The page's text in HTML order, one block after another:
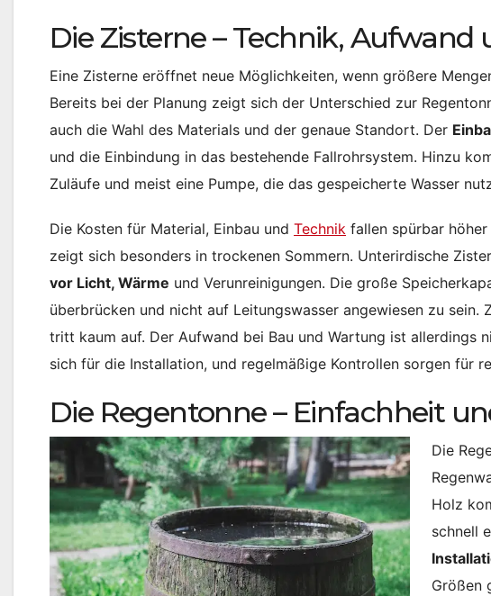
Die Zisterne – Technik, Aufwand
Eine Zisterne eröffnet neue Möglichkeiten, wenn größere
Bereits bei der Planung zeigt sich der Unterschied zur
auch die Wahl des Materials und der genaue Standort. Der
und die Einbindung in das bestehende Fallrohrsystem. Hinzu
Zuläufe und meist eine Pumpe, die das gespeicherte Wasser
Die Kosten für Material, Einbau und Technik fallen spürbar
zeigt sich besonders in trockenen Sommern. Unterirdische
vor Licht, Wärme und Verunreinigungen. Die große
überbrücken und nicht auf Leitungswasser angewiesen zu
tritt kaum auf. Der Aufwand bei Bau und Wartung ist allerdings
sich für die Installation, und regelmäßige Kontrollen sorgen für
Die Regentonne – Einfachheit
Die
Holz
schnell
Größen